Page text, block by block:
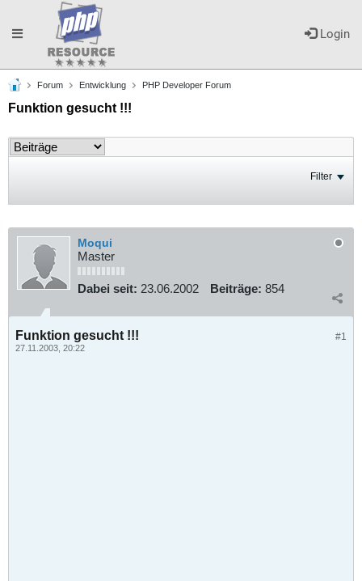
Login
Toggle
navigation
Forum Entwicklung PHP Developer Forum
Funktion gesucht !!!
Filter
Moqui
Master
Dabei seit: 23.06.2002 Beiträge: 854
#1
Funktion gesucht !!!
27.11.2003, 20:22